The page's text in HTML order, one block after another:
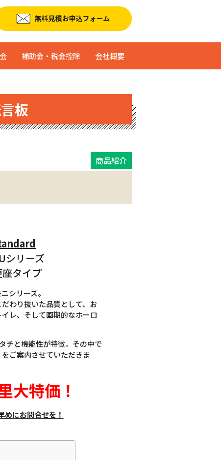
補助金・税金控除 会社概要
板
商品紹介
リーズ
タイプ
シリーズ。
わり抜いた品質として、お
レ、そして画期的なホーロ
チと機能性が特徴。その中で
ご案内させていただきま
大特価 ！
めにお問合せを！